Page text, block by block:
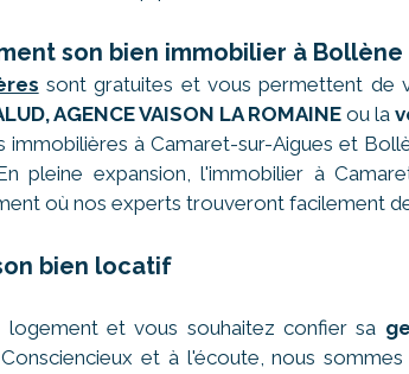
son bien immobilier à Bollène
sont gratuites et vous permettent de
AGENCE VAISON LA ROMAINEou la
immobilières à Camaret-sur-Aigues et
pleine expansion, l'immobilier à
où nos experts trouveront facilement
bien locatif
et vous souhaitez confier sa
et à l'écoute, nous